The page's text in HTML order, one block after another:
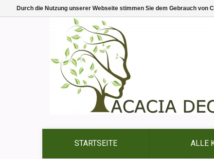
STARTSEITE ALLE
Durch die Nutzung unserer Webseite stimmen Sie dem Gebrauch von